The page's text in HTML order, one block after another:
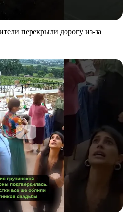
перекрыли дорогу из-за